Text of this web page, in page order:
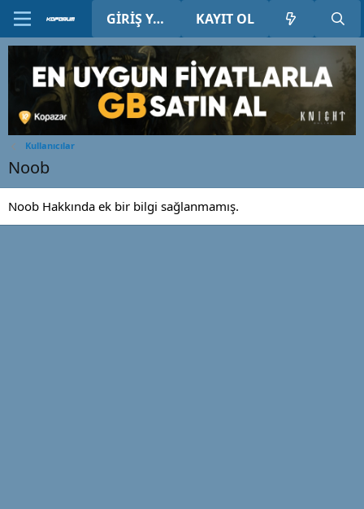
GIRIŞ YAP KAYIT OL
Kullanıcılar
Noob
Noob Hakkında ek bir bilgi sağlanmamış.